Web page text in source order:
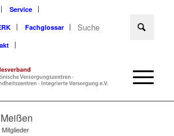
Service
Fachglossar
Mitglieder